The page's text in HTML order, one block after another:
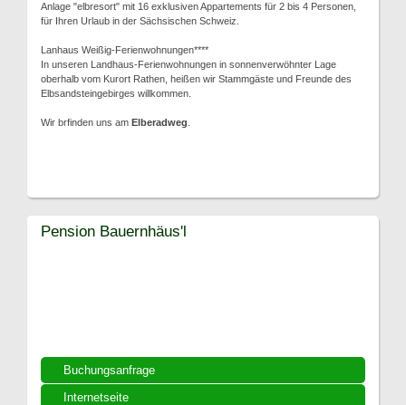
Anlage "elbresort" mit 16 exklusiven Appartements für 2 bis 4 Personen,
für Ihren Urlaub in der Sächsischen Schweiz.
Lanhaus Weißig-Ferienwohnungen****
In unseren Landhaus-Ferienwohnungen in sonnenverwöhnter Lage
oberhalb vom Kurort Rathen, heißen wir Stammgäste und Freunde des
Elbsandsteingebirges willkommen.
Wir brfinden uns am Elberadweg
Buchungsanfrage
Internetseite
Pension Bauernhäus'l